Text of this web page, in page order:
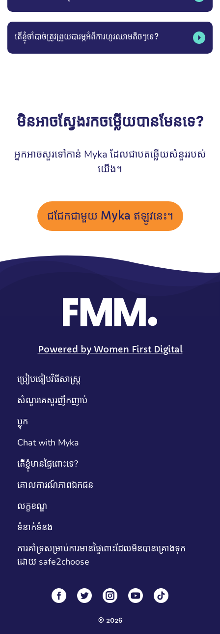
តើខ្ញុំចាំបាច់ត្រូវព្រួយបារម្ភអំពីការហូរឈាមតិចៗទេ?
មិនអាចស្វែងរកចម្លើយបានមែនទេ?
អ្នកអាចសួរទៅកាន់ Myka ដែលជាបតឆ្លើយសំនួររបស់
យើង។
ជជែកជាមួយ Myka ឥឡូវនេះ។
Powered by Women First Digital
ប្រៀបធៀបវិធីសាស្រ្ត
សំណួរគេសួរញឹកញាប់
ប្លុក
Chat with Myka
តើខ្ញុំមានផ្ទៃពោះទេ?
គោលការណ៍​ភាព​ឯកជន
លក្ខខណ្ឌ
ទំនាក់ទំនង
ការគាំទ្រសម្រាប់ការមានផ្ទៃពោះដែលមិនបានគ្រោងទុក
ដោយ safe2choose
© 2026